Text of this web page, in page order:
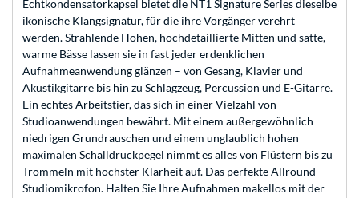
Echtkondensatorkapsel bietet die NT1 Signature Series dieselbe
ikonische Klangsignatur, für die ihre Vorgänger verehrt
werden. Strahlende Höhen, hochdetaillierte Mitten und satte,
warme Bässe lassen sie in fast jeder erdenklichen
Aufnahmeanwendung glänzen – von Gesang, Klavier und
Akustikgitarre bis hin zu Schlagzeug, Percussion und E-Gitarre.
Ein echtes Arbeitstier, das sich in einer Vielzahl von
Studioanwendungen bewährt. Mit einem außergewöhnlich
niedrigen Grundrauschen und einem unglaublich hohen
maximalen Schalldruckpegel nimmt es alles von Flüstern bis zu
Trommeln mit höchster Klarheit auf. Das perfekte Allround-
Studiomikrofon. Halten Sie Ihre Aufnahmen makellos mit der